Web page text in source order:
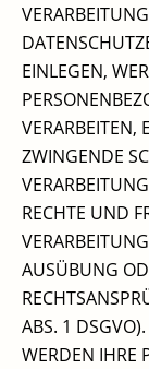
EINLEGEN,
VERARBEITEN,
ZWINGENDE
RECHTE UND
AUSÜBUNG
ABS. 1 DSGVO).
WERDEN IHRE